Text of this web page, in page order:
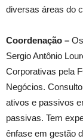
diversas áreas do
Coordenação –
Sergio Antônio
Corporativas pela
Negócios.
ativos e passivos
passivas. Tem
ênfase em gestão